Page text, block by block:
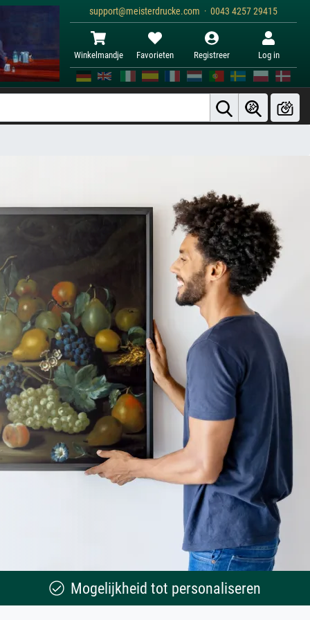
support@meisterdrucke.com · 0043 4257 29415
Winkelmandje Favorieten Registreer Log in
Mogelijkheid tot personaliseren